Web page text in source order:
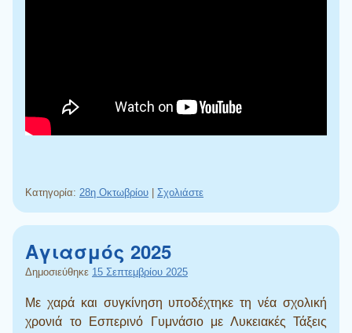
Κατηγορία: 28η Οκτωβρίου Σχολιάστε
Αγιασμός 2025
Δημοσιεύθηκε 15 Σεπτεμβρίου 2025
Με χαρά και συγκίνηση υποδέχτηκε τη νέα σχολική
χρονιά το Εσπερινό Γυμνάσιο με Λυκειακές Τάξεις